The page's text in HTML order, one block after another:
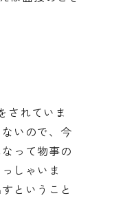
されていま
いので、今
って物事の
しゃいま
ということ